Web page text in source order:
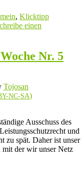
, Klicktipp
einen
Nr. 5
Tojosan
NC-SA)
Ausschuss des
und
zu spät. Daher ist unser
der wir unser Netz